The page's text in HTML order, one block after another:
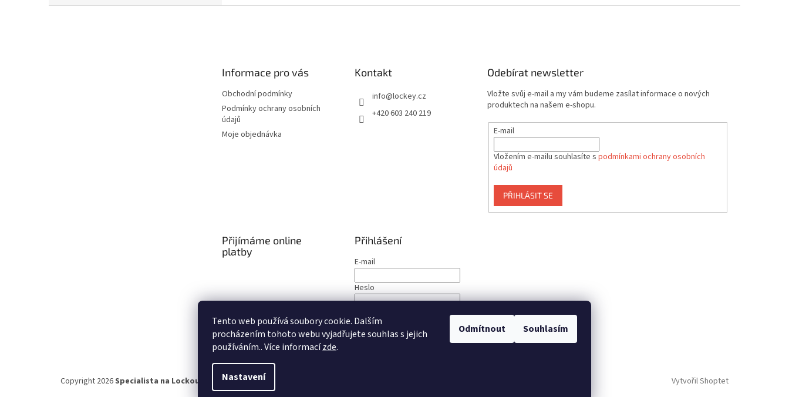
Tento web používá soubory cookie. Dalším
procházením tohoto webu vyjadřujete souhlas s jejich
používáním.. Více informacízde.
Nastavení
Odmítnout Souhlasím
Informace pro vás
Obchodní podmínky
Podmínky ochrany osobních
údajů
Moje objednávka
Kontakt
info@lockey.cz
+420 603 240 219
Odebírat newsletter
Vložte svůj e-mail a my vám budeme zasílat informace o nových
produktech na našem e-shopu.
E-mail
Vložením e-mailu souhlasíte spodmínkami ochrany osobních
údajů
PŘIHLÁSIT SE
Přijímáme online
platby
Přihlášení
E-mail
Heslo
PŘIHLÁSIT SE
Nová registraceZapomenuté heslo
Vytvořil Shoptet
Copyright 2026Specialista na Lockout Tagout. Všechna práva vyhrazena.